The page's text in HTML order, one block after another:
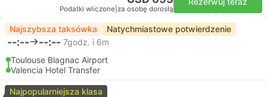
Podatki wliczone za osobę dorosłą
Najszybsza taksówka Natychmiastowe potwierdzenie
--:-- --:-- 7godz. i 6m
Toulouse Blagnac Airport
Valencia Hotel Transfer
Najpopularniejsza klasa